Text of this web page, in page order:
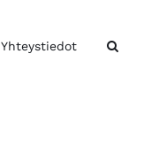
Yhteystiedot